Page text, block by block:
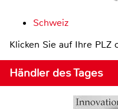
Schweiz
Klicken Sie auf Ihre PLZ
Händler des Tages